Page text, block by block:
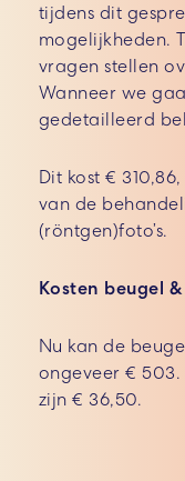
tijdens dit
mogelijkheden.
vragen stellen
Wanneer we
gedetailleerd
Dit kost €
van de
(röntgen)foto’s.
Kosten beugel
Nu kan de
ongeveer €
zijn € 36,50.